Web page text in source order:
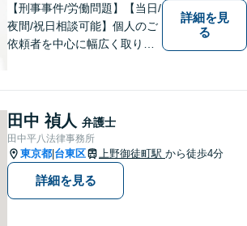
【刑事事件/労働問題】【当日/
夜間/祝日相談可能】個人のご
依頼者を中心に幅広く取り扱
詳細を見
る
田中 禎人 弁護士
田中平八法律事務所
東京都 台東区 上野御徒町駅 から徒歩4分
詳細を見る